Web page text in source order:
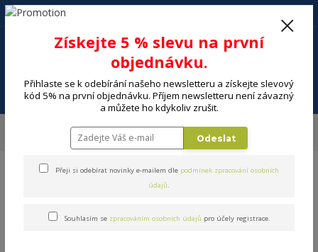
Menu
+420 602 494 600
Příslušenství osobní hygieny REMINGTON SPR XR
Příslušenství osobní hygieny
REMINGTON SPR XR
Získejte 5 % slevu na první
objednávku.
Přihlaste se k odebírání našeho newsletteru a získejte slevový
kód 5% na první objednávku. Příjem newsletteru není závazný
a můžete ho kdykoliv zrušit.
Odeslat
Přeji si odebírat novinky e-mailem dle podmínek zpracování osobních
údajů.
Souhlasím se zpracováním osobních údajů pro účely registrace.